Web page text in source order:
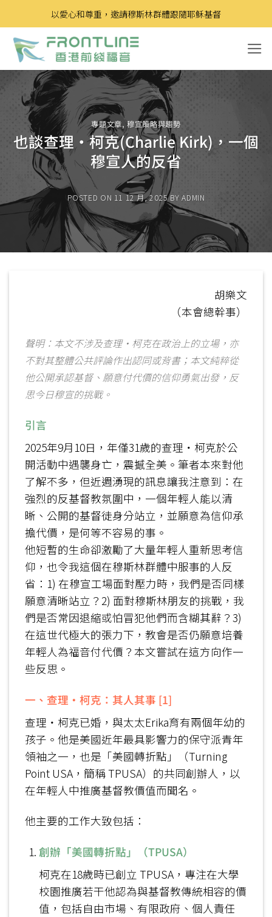
to
content
以愛心和尊重，邀請穆斯林群體跟隨耶穌基督
專題文章,穆宣策略與趨勢
也談查理‧柯克(Charlie Kirk)，一個
穆宣人的反省
POSTED ON 11 12 月, 2025 BYADMIN
胡樂文
（本會總幹事）
聲明：本文不涉及查理‧柯克在政治上的立場，亦
不對其整體公共評論作出認同或背書；本文純粹從
他公開承認基督、願意付代價的信仰勇氣出發，反
思今日穆宣的挑戰。
引言
2025年9月10日，年僅31歲的查理‧柯克於公
開活動中遇襲身亡，震撼全美。筆者本來對他
了解不多，但近週湧現的訊息讓我注意到：在
強烈的反基督教氛圍中，一個年輕人能以清
晰、公開的基督徒身分站立，並願意為信仰承
擔代價，是何等不容易的事。
他短暫的生命卻激勵了大量年輕人重新思考信
仰，也令我這個在穆斯林群體中服事的人反
省：1) 在穆宣工場面對壓力時，我們是否同樣
願意清晰站立？2) 面對穆斯林朋友的挑戰，我
們是否常因退縮或怕冒犯他們而含糊其辭？3)
在這世代極大的張力下，教會是否仍願意培養
年輕人為福音付代價？本文嘗試在這方向作一
些反思。
一、查理‧柯克：其人其事 [1]
查理‧柯克已婚，與太太Erika育有兩個年幼的
孩子。他是美國近年最具影響力的保守派青年
領袖之一，也是「美國轉折點」（Turning
Point USA，簡稱 TPUSA）的共同創辦人，以
在年輕人中推廣基督教價值而聞名。
他主要的工作大致包括：
創辦「美國轉折點」（TPUSA）
柯克在18歲時已創立 TPUSA，專注在大學
校園推廣若干他認為與基督教傳統相容的價
值，包括自由市場、有限政府、個人責任